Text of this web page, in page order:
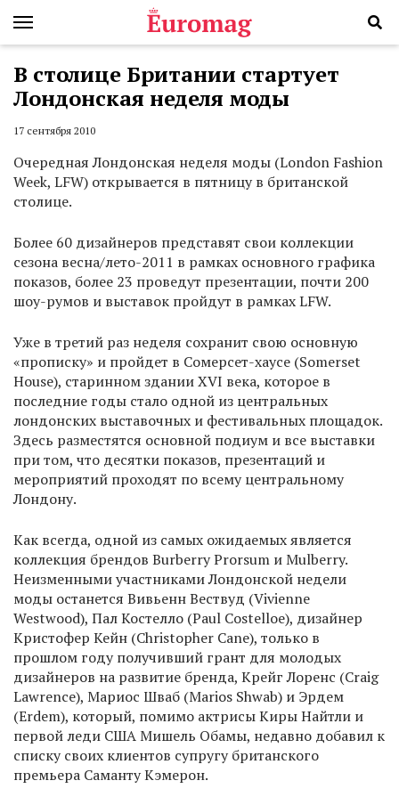
В столице Британии стартует
Лондонская неделя моды
17 сентября 2010
Очередная Лондонская неделя моды (London Fashion
Week, LFW) открывается в пятницу в британской
столице.
Более 60 дизайнеров представят свои коллекции
сезона весна/лето-2011 в рамках основного графика
показов, более 23 проведут презентации, почти 200
шоу-румов и выставок пройдут в рамках LFW.
Уже в третий раз неделя сохранит свою основную
«прописку» и пройдет в Сомерсет-хаусе (Somerset
House), старинном здании XVI века, которое в
последние годы стало одной из центральных
лондонских выставочных и фестивальных площадок.
Здесь разместятся основной подиум и все выставки
при том, что десятки показов, презентаций и
мероприятий проходят по всему центральному
Лондону.
Как всегда, одной из самых ожидаемых является
коллекция брендов Burberry Prorsum и Mulberry.
Неизменными участниками Лондонской недели
моды останется Вивьенн Вествуд (Vivienne
Westwood), Пал Костелло (Paul Costelloe), дизайнер
Кристофер Кейн (Christopher Cane), только в
прошлом году получивший грант для молодых
дизайнеров на развитие бренда, Крейг Лоренс (Craig
Lawrence), Мариос Шваб (Marios Shwab) и Эрдем
(Erdem), который, помимо актрисы Киры Найтли и
первой леди США Мишель Обамы, недавно добавил к
списку своих клиентов супругу британского
премьера Саманту Кэмерон.